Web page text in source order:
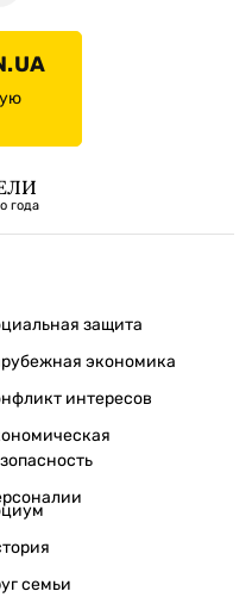
года
защита
экономика
интересов
семьи